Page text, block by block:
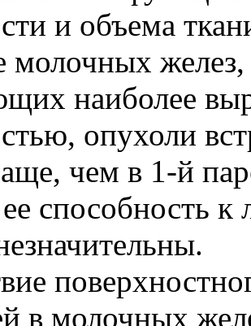
и объема
молочных желез,
наиболее
опухоли
чем в 1-й
способность к
в молочных